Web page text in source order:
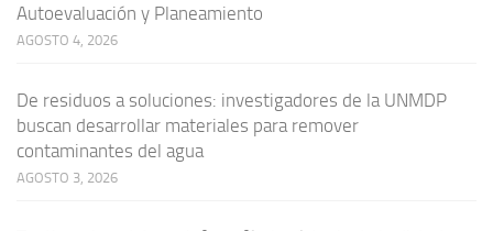
Autoevaluación y Planeamiento
AGOSTO 4, 2026
De residuos a soluciones: investigadores de la UNMDP
buscan desarrollar materiales para remover
contaminantes del agua
AGOSTO 3, 2026